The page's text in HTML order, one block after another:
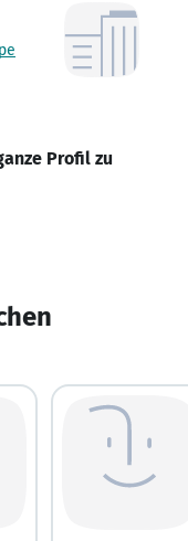
Profil zu